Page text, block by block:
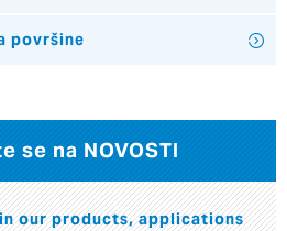
površine
se na NOVOSTI
our products, applications